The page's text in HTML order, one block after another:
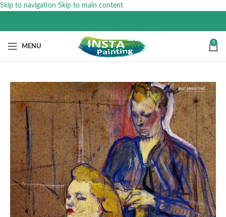
Skip to navigation Skip to main content
MENU
0